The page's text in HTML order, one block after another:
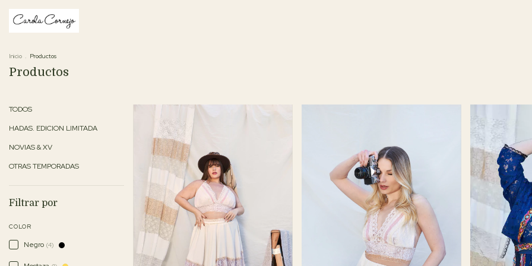
Inicio . Productos
Productos
TODOS
HADAS. EDICION LIMITADA
NOVIAS & XV
OTRAS TEMPORADAS
Filtrar por
COLOR
Negro (4)